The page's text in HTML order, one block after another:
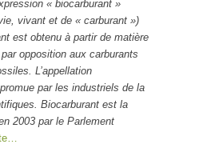
« biocarburant »
vivant et de « carburant »)
est obtenu à partir de matière
opposition aux carburants
L’appellation
par les industriels de la
Biocarburant est la
2003 par le Parlement